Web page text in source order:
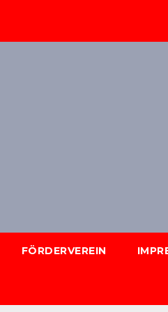
FÖRDERVEREIN